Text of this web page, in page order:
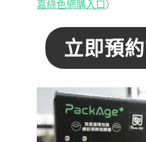
嘉綠色網購入口）
立即預